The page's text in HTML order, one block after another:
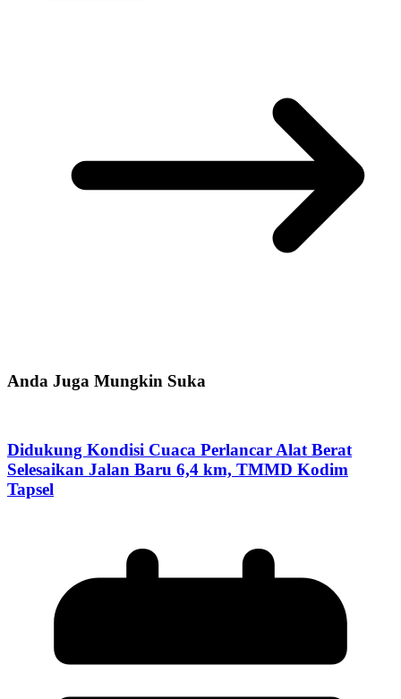
Anda Juga Mungkin Suka
Didukung Kondisi Cuaca Perlancar Alat Berat
Selesaikan Jalan Baru 6,4 km, TMMD Kodim
Tapsel